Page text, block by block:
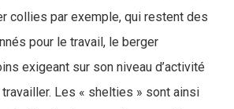
collies par exemple, qui restent des
pour le travail, le berger
exigeant sur son niveau d’activité
Les « shelties » sont ainsi